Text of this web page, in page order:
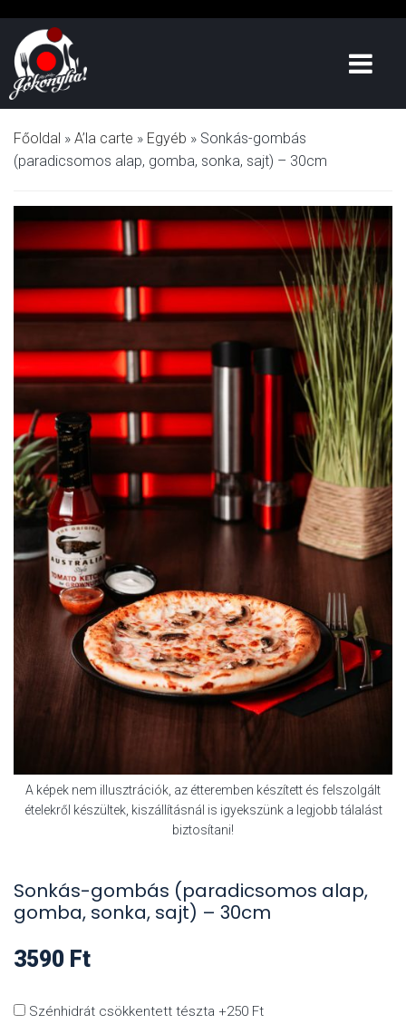
Főoldal » A’la carte » Egyéb » Sonkás-gombás
(paradicsomos alap, gomba, sonka, sajt) – 30cm
A képek nem illusztrációk, az étteremben készített és felszolgált
ételekről készültek, kiszállításnál is igyekszünk a legjobb tálalást
biztosítani!
Sonkás-gombás (paradicsomos alap,
gomba, sonka, sajt) – 30cm
3590 Ft
Szénhidrát csökkentett tészta +250 Ft